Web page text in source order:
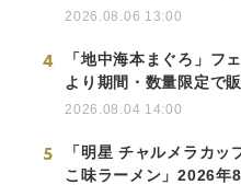
2026.08.06 13:00
4
「地中海本まぐろ」フ
より期間・数量限定で
2026.08.04 14:00
5
「明星 チャルメラカッ
こ味ラーメン」2026年